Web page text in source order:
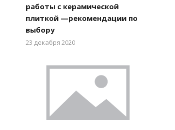
работы с керамической
плиткой —рекомендации по
выбору
23 декабря 2020